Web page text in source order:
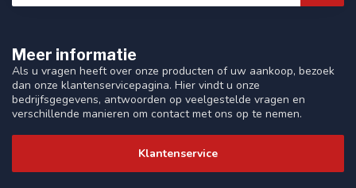
Meer informatie
Als u vragen heeft over onze producten of uw aankoop, bezoek
dan onze klantenservicepagina. Hier vindt u onze
bedrijfsgegevens, antwoorden op veelgestelde vragen en
verschillende manieren om contact met ons op te nemen.
Klantenservice